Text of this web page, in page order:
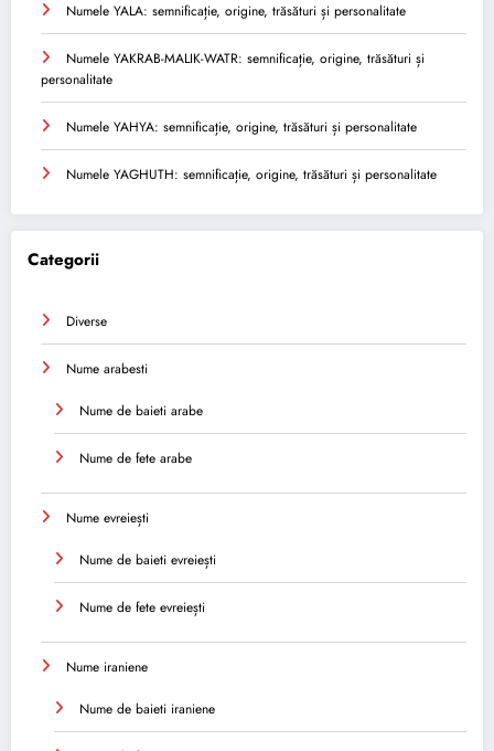
Numele YALA: semnificație, origine, trăsături și personalitate
Numele YAKRAB-MALIK-WATR: semnificație, origine, trăsături și
personalitate
Numele YAHYA: semnificație, origine, trăsături și personalitate
Numele YAGHUTH: semnificație, origine, trăsături și personalitate
Categorii
Diverse
Nume arabesti
Nume de baieti arabe
Nume de fete arabe
Nume evreiești
Nume de baieti evreiești
Nume de fete evreiești
Nume iraniene
Nume de baieti iraniene